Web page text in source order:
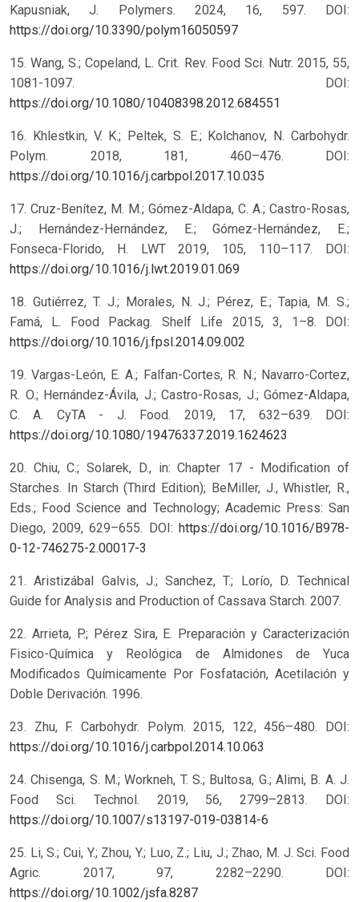
Kapusniak, J. Polymers. 2024, 16, 597. DOI:
https://doi.org/10.3390/polym16050597
15. Wang, S.; Copeland, L. Crit. Rev. Food Sci. Nutr. 2015, 55,
1081-1097. DOI:
https://doi.org/10.1080/10408398.2012.684551
16. Khlestkin, V. K.; Peltek, S. E.; Kolchanov, N. Carbohydr.
Polym. 2018, 181, 460–476. DOI:
https://doi.org/10.1016/j.carbpol.2017.10.035
17. Cruz-Benítez, M. M.; Gómez-Aldapa, C. A.; Castro-Rosas,
J.; Hernández-Hernández, E.; Gómez-Hernández, E.;
Fonseca-Florido, H. LWT 2019, 105, 110–117. DOI:
https://doi.org/10.1016/j.lwt.2019.01.069
18. Gutiérrez, T. J.; Morales, N. J.; Pérez, E.; Tapia, M. S.;
Famá, L. Food Packag. Shelf Life 2015, 3, 1–8. DOI:
https://doi.org/10.1016/j.fpsl.2014.09.002
19. Vargas-León, E. A.; Falfan-Cortes, R. N.; Navarro-Cortez,
R. O.; Hernández-Ávila, J.; Castro-Rosas, J.; Gómez-Aldapa,
C. A. CyTA - J. Food. 2019, 17, 632–639. DOI:
https://doi.org/10.1080/19476337.2019.1624623
20. Chiu, C.; Solarek, D., in: Chapter 17 - Modification of
Starches. In Starch (Third Edition); BeMiller, J., Whistler, R.,
Eds.; Food Science and Technology; Academic Press: San
Diego, 2009, 629–655. DOI: https://doi.org/10.1016/B978-
0-12-746275-2.00017-3
21. Aristizábal Galvis, J.; Sanchez, T.; Lorío, D. Technical
Guide for Analysis and Production of Cassava Starch. 2007.
22. Arrieta, P.; Pérez Sira, E. Preparación y Caracterización
Fisico-Química y Reológica de Almidones de Yuca
Modificados Químicamente Por Fosfatación, Acetilación y
Doble Derivación. 1996.
23. Zhu, F. Carbohydr. Polym. 2015, 122, 456–480. DOI:
https://doi.org/10.1016/j.carbpol.2014.10.063
24. Chisenga, S. M.; Workneh, T. S.; Bultosa, G.; Alimi, B. A. J.
Food Sci. Technol. 2019, 56, 2799–2813. DOI:
https://doi.org/10.1007/s13197-019-03814-6
25. Li, S.; Cui, Y.; Zhou, Y.; Luo, Z.; Liu, J.; Zhao, M. J. Sci. Food
Agric. 2017, 97, 2282–2290. DOI:
https://doi.org/10.1002/jsfa.8287